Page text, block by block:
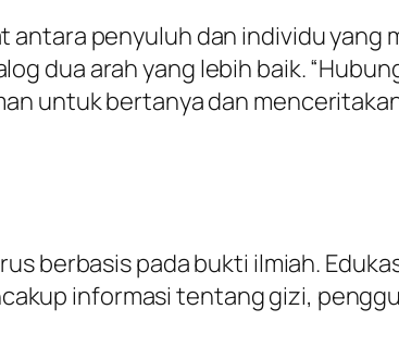
penyuluh dan individu yang
dua arah yang lebih baik.
untuk bertanya dan
berbasis pada bukti ilmiah.
informasi tentang gizi,